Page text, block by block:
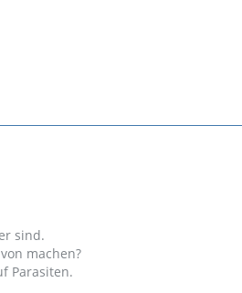
sind.
machen?
Parasiten.